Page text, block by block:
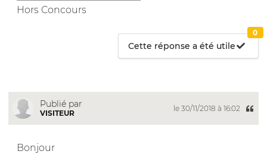
Hors Concours
Cette réponse a été utile
0
Publié par
VISITEUR
le 30/11/2018 à 16:02
Bonjour